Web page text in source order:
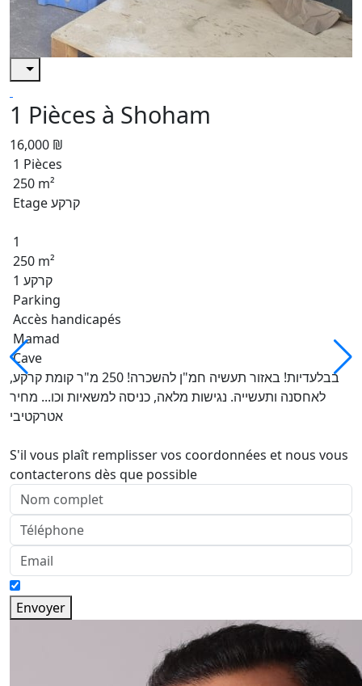
1 Pièces à Shoham
16,000 ₪
1 Pièces
250 m²
Etage קרקע
1
250 m²
קרקע 1
Parking
Accès handicapés
Mamad
Cave
בבלעדיות! באזור תעשיה חמ"ן להשכרה! 250 מ"ר קומת קרקע,
לאחסנה ותעשייה. נגישות מלאה, כניסה למשאיות וכו... מחיר
אטרקטיבי
S'il vous plaît remplisser vos coordonnées et nous vous
contacterons dès que possible
Envoyer